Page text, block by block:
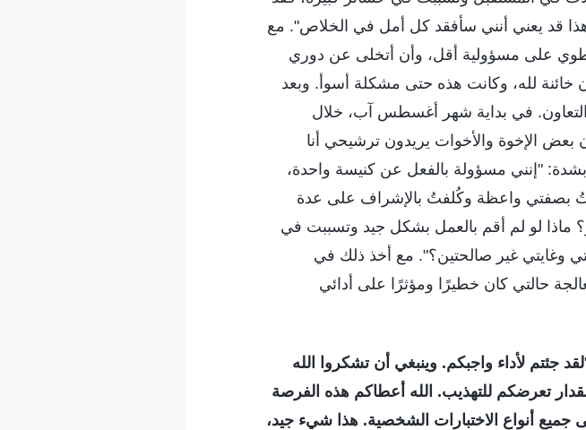
قد يعني أنني سأفقد كل أمل في الخلاص". مع
على مسؤولية أقل، وأن أتخلى عن دوري
خائنة لله، وكانت هذه حتى مشكلة أسوأ. وبعد
التعاون. في بداية شهر أغسطس آب، خلال
بعض الإخوة والأخوات يريدون ترشيحي أنا
"إنني مسؤولة بالفعل عن كنيسة واحدة،
بصفتي واعظة وكُلفتُ بالإشراف على عدة
لو لم أقم بالعمل بشكل جيد وتسببت في
وغايتي غير صالحتين؟". مع أخذ ذلك في
حالتي كان خطيرًا ومؤثرًا على أدائي
لقد جئتم لأداء واجبكم. وينبغي أن تشكروا الله
تعرضكم للتهذيب. الله أعطاكم هذه الفرصة
جميع أنواع الاختبارات الشخصية. هذا شيء جيد،